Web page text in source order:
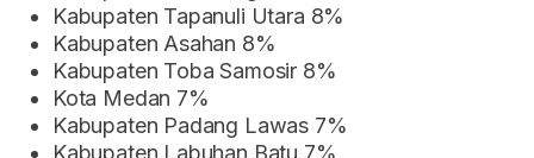
Kabupaten Tapanuli Utara 8%
Kabupaten Asahan 8%
Kabupaten Toba Samosir 8%
Kota Medan 7%
Kabupaten Padang Lawas 7%
Kabupaten Labuhan Batu 7%